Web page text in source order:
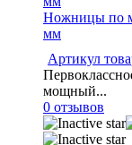
Ножницы по
мм
Артикул
мощный...
0 отзывов